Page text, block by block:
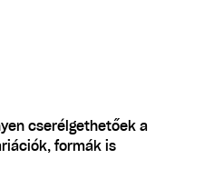
cserélgethetőek a
formák is